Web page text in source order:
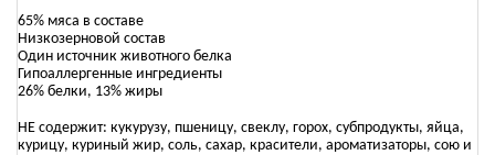
65% мяса в составе
Низкозерновой состав
Один источник животного белка
Гипоаллергенные ингредиенты
26% белки, 13% жиры
НЕ содержит: кукурузу, пшеницу, свеклу, горох, субпродукты, яйца,
курицу, куриный жир, соль, сахар, красители, ароматизаторы, сою и